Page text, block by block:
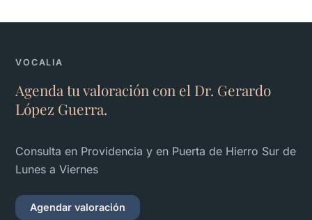
VOCALIA
Agenda tu valoración con el Dr. Gerardo
López Guerra.
Consulta en Providencia y en Puerta de Hierro Sur de
Lunes a Viernes
Agendar valoración